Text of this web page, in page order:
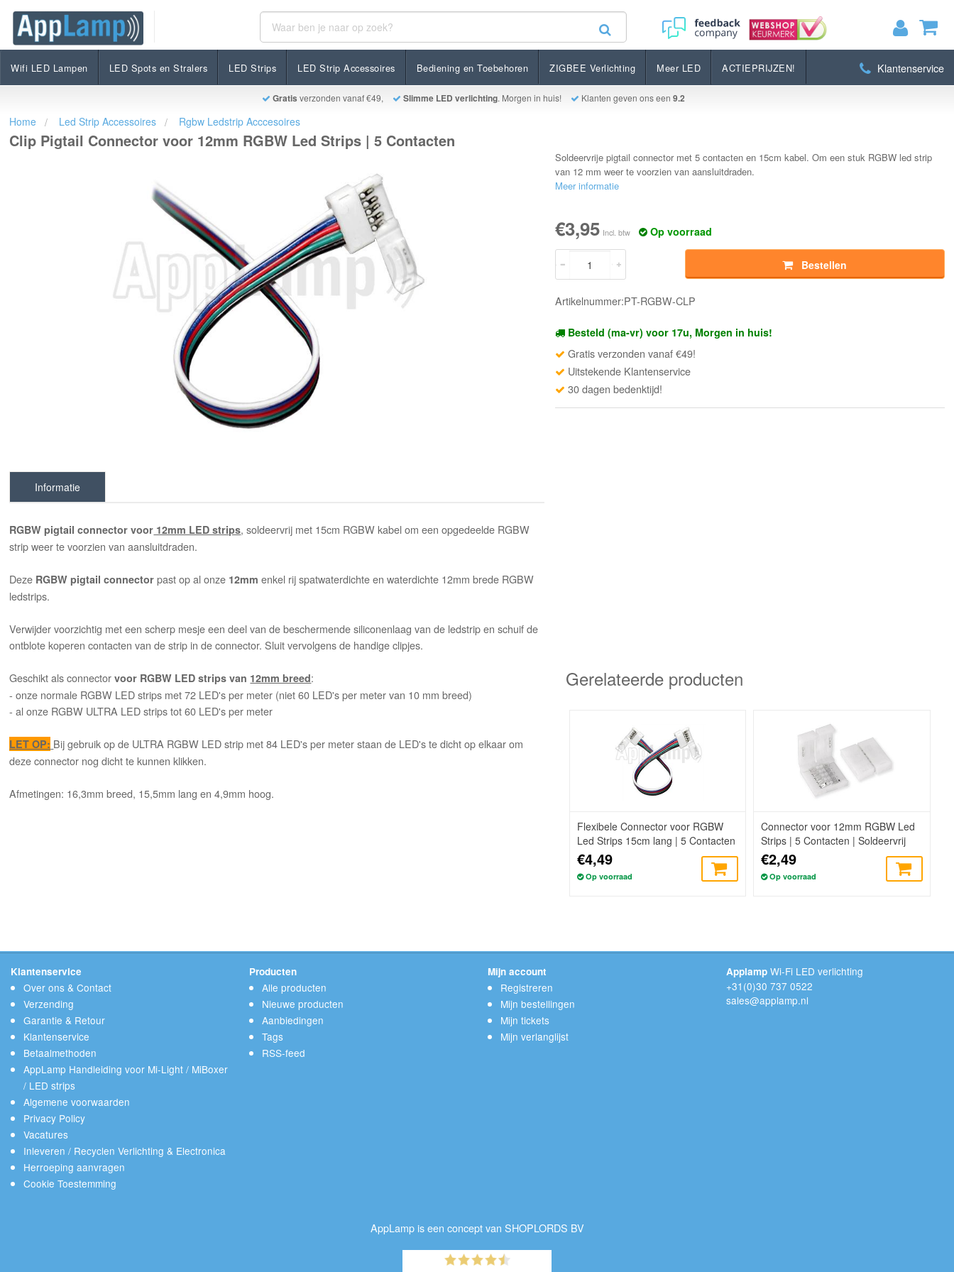
MIJN WINKELWAGEN
Wifi LED Lampen LED Spots en Stralers LED Strips LED Strip Accessoires Bediening en Toebehoren ZIGBEE Verlichting Meer LED ACTIEPRIJZEN! Klantenservice
Gratis verzonden vanaf €49, Slimme LED verlichting. Morgen in huis! Klanten geven ons een 9.2
Clip Pigtail Connector voor 12mm RGBW Led Strips | 5 Contacten
€3,95 Op voorraad
Bestellen
Home Led Strip Accessoires Rgbw Ledstrip Acccesoires
Clip Pigtail Connector voor 12mm RGBW Led Strips | 5 Contacten
Soldeervrije pigtail connector met 5 contacten en 15cm kabel. Om een stuk RGBW led strip
van 12 mm weer te voorzien van aansluitdraden.
Meer informatie
€3,95 Incl. btw Op voorraad
Bestellen
Artikelnummer:PT-RGBW-CLP
Besteld (ma-vr) voor 17u, Morgen in huis!
Gratis verzonden vanaf €49!
Uitstekende Klantenservice
30 dagen bedenktijd!
Informatie
RGBW pigtail connector voor 12mm LED strips, soldeervrij met 15cm RGBW kabel om een opgedeelde RGBW
strip weer te voorzien van aansluitdraden.
Deze RGBW pigtail connector past op al onze 12mm enkel rij spatwaterdichte en waterdichte 12mm brede RGBW
ledstrips.
Verwijder voorzichtig met een scherp mesje een deel van de beschermende siliconenlaag van de ledstrip en schuif de
ontblote koperen contacten van de strip in de connector. Sluit vervolgens de handige clipjes.
Geschikt als connectorvoor RGBW LED strips van 12mm breed:
- onze normale RGBW LED strips met 72 LED's per meter (niet 60 LED's per meter van 10 mm breed)
- al onze RGBW ULTRA LED strips tot 60 LED's per meter
LET OP: Bij gebruik op de ULTRA RGBW LED strip met 84 LED's per meter staan de LED's te dicht op elkaar om
deze connector nog dicht te kunnen klikken.
Afmetingen: 16,3mm breed, 15,5mm lang en 4,9mm hoog.
Gerelateerde producten
Flexibele Connector voor RGBW
Led Strips 15cm lang | 5 Contacten
€4,49
Op voorraad
Connector voor 12mm RGBW Led
Strips | 5 Contacten | Soldeervrij
€2,49
Op voorraad
Klantenservice
Over ons & Contact
Verzending
Garantie & Retour
Klantenservice
Betaalmethoden
AppLamp Handleiding voor Mi-Light / MiBoxer
/ LED strips
Algemene voorwaarden
Privacy Policy
Vacatures
Inleveren / Recyclen Verlichting & Electronica
Herroeping aanvragen
Cookie Toestemming
Producten
Alle producten
Nieuwe producten
Aanbiedingen
Tags
RSS-feed
Mijn account
Registreren
Mijn bestellingen
Mijn tickets
Mijn verlanglijst
Applamp Wi-Fi LED verlichting
+31(0)30 737 0522
sales@applamp.nl
AppLamp is een concept van SHOPLORDS BV